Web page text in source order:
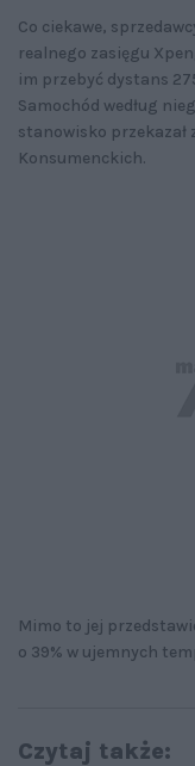
Co ciekawe,
realnego zasięgu
im przebyć dystans
Samochód według
stanowisko przekazał
Konsumenckich.
Mimo to jej
o 39% w ujemnych
Czytaj także: